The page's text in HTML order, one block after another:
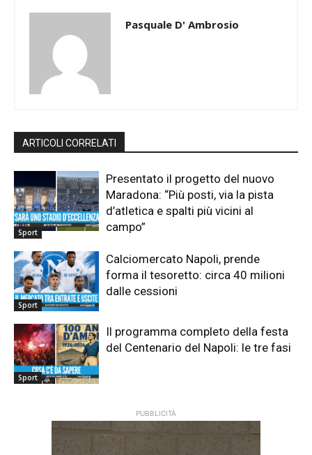
Pasquale D' Ambrosio
ARTICOLI CORRELATI
Sport
Presentato il progetto del nuovo
Maradona: “Più posti, via la pista
d’atletica e spalti più vicini al
campo”
Sport
Calciomercato Napoli, prende
forma il tesoretto: circa 40 milioni
dalle cessioni
Sport
Il programma completo della festa
del Centenario del Napoli: le tre fasi
PUBBLICITÀ